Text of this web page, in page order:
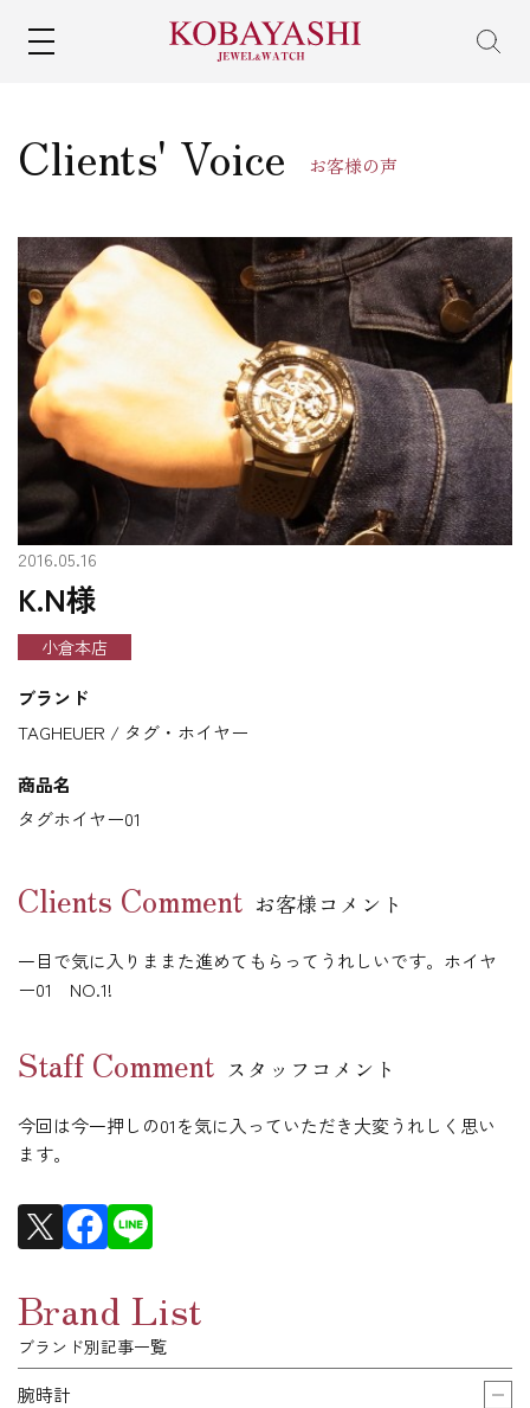
Clients' Voice お客様の声
2016.05.16
K.N様
小倉本店
ブランド
TAGHEUER / タグ・ホイヤー
商品名
タグホイヤー01
Clients Comment お客様コメント
一目で気に入りままた進めてもらってうれしいです。ホイヤ
ー01 NO.1!
Staff Comment スタッフコメント
今回は今一押しの01を気に入っていただき大変うれしく思い
ます。
Brand List
ブランド別記事一覧
腕時計